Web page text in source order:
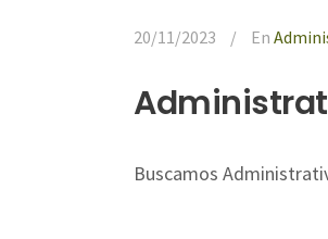
20/11/2023 En
Buscamos